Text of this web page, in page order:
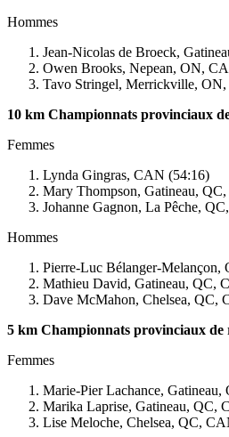
Hommes
Jean-Nicolas de Broeck,
Owen Brooks, Nepean, ON,
Tavo Stringel, Merrickville,
10 km Championnats provinciaux
Femmes
Lynda Gingras, CAN (54:16)
Mary Thompson, Gatineau,
Johanne Gagnon, La Pêche,
Hommes
Pierre-Luc Bélanger-
Mathieu David, Gatineau, QC,
Dave McMahon, Chelsea, QC,
5 km Championnats provinciaux de
Femmes
Marie-Pier Lachance,
Marika Laprise, Gatineau, QC,
Lise Meloche, Chelsea, QC,